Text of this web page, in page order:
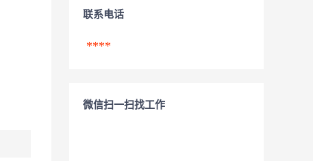
联系电话
****
微信扫一扫找工作